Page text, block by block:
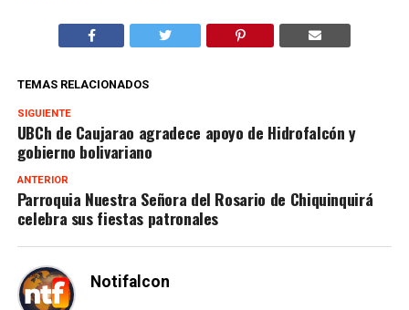
TEMAS RELACIONADOS
SIGUIENTE
UBCh de Caujarao agradece apoyo de Hidrofalcón y
gobierno bolivariano
ANTERIOR
Parroquia Nuestra Señora del Rosario de Chiquinquirá
celebra sus fiestas patronales
Notifalcon